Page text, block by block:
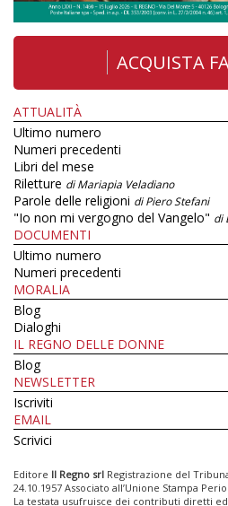
ACQUISTA
ATTUALITÀ
Ultimo numero
Numeri precedenti
Libri del mese
Riletture di Mariapia Veladiano
Parole delle religioni di Piero Stefani
"Io non mi vergogno del Vangelo" di
DOCUMENTI
Ultimo numero
Numeri precedenti
MORALIA
Blog
Dialoghi
IL REGNO DELLE DONNE
Blog
NEWSLETTER
Iscriviti
EMAIL
Scrivici
Editore Il Regno srl Registrazione del
24.10.1957 Associato all’Unione Stampa
La testata usufruisce dei contributi diretti